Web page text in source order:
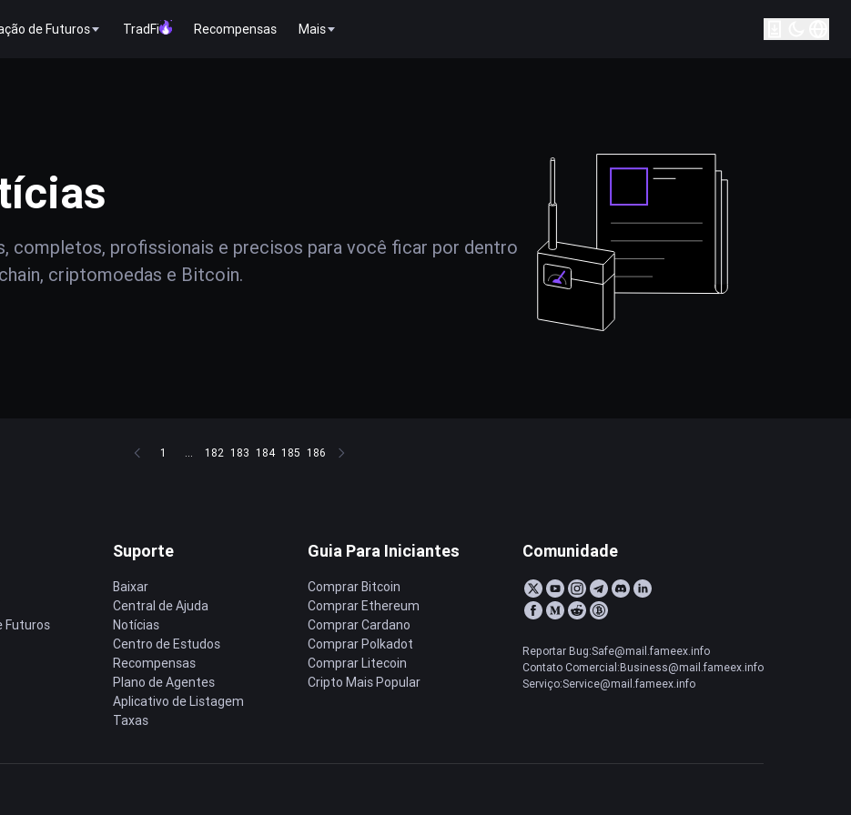
de Futuros TradFi Recompensas Mais
completos, profissionais e precisos para você ficar por dentro
criptomoedas e Bitcoin.
1 ... 182 183 184 185 186
Futuros
Suporte
Baixar
Central de Ajuda
Notícias
Centro de Estudos
Recompensas
Plano de Agentes
Aplicativo de Listagem
Taxas
Guia Para Iniciantes
Comprar Bitcoin
Comprar Ethereum
Comprar Cardano
Comprar Polkadot
Comprar Litecoin
Cripto Mais Popular
Comunidade
Reportar Bug:Safe@mail.fameex.info
Contato Comercial:Business@mail.fameex.info
Serviço:Service@mail.fameex.info